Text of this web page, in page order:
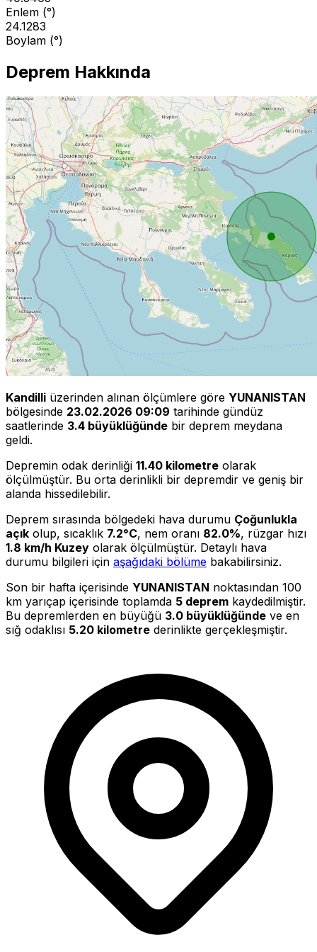
Enlem (°)
24.1283
Boylam (°)
Deprem Hakkında
Kandilli üzerinden alınan ölçümlere göre YUNANISTAN
bölgesinde 23.02.2026 09:09 tarihinde gündüz
saatlerinde 3.4 büyüklüğünde bir deprem meydana
geldi.
Depremin odak derinliği 11.40 kilometre olarak
ölçülmüştür. Bu orta derinlikli bir depremdir ve geniş bir
alanda hissedilebilir.
Deprem sırasında bölgedeki hava durumu Çoğunlukla
açık olup, sıcaklık 7.2°C, nem oranı 82.0%, rüzgar hızı
1.8 km/h Kuzey olarak ölçülmüştür. Detaylı hava
durumu bilgileri için aşağıdaki bölüme bakabilirsiniz.
Son bir hafta içerisinde YUNANISTAN noktasından 100
km yarıçap içerisinde toplamda 5 deprem kaydedilmiştir.
Bu depremlerden en büyüğü 3.0 büyüklüğünde ve en
sığ odaklısı 5.20 kilometre derinlikte gerçekleşmiştir.